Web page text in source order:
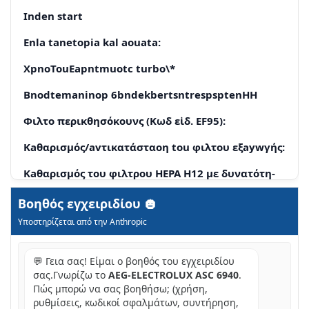
Inden start
Enla tanetopia kal aouata:
XpnoTouEapntmuotc turbo\*
Bnodtemaninop 6bndekbertsntrespsptenHH
Φιλτο περικθησόκουνς (Kωδ εἰδ. EF95):
Kaθαρισμός/avτικατάσταοη tou φιλτου εξaywγής:
Kaθαρισμός του φιλτρου HEPA H12 με δυνατότη-
τa πλύσης*
Step behavior filter (Ref.nr. EF95):
H Leitoupyia tnc nEeKtpiKc oKoUaC diaKontetai
Exi pTe vepo otyn hektpikn okouna
II npopopiec yia tov katavaawnt kai noaittk
biwouotntac
Βοηθός εγχειριδίου
Υποστηρίζεται από την Anthropic
💬 Γεια σας! Είμαι ο βοηθός του εγχειριδίου
σας.Γνωρίζω το AEG-ELECTROLUX ASC 6940.
Πώς μπορώ να σας βοηθήσω; (χρήση,
ρυθμίσεις, κωδικοί σφαλμάτων, συντήρηση,